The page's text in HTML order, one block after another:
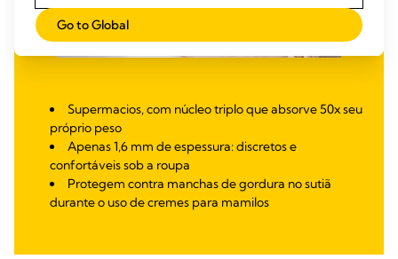
Supermacios, com núcleo triplo que absorve 50x seu
próprio peso
Apenas 1,6 mm de espessura: discretos e
confortáveis sob a roupa
Protegem contra manchas de gordura no sutiã
durante o uso de cremes para mamilos
Go to Global